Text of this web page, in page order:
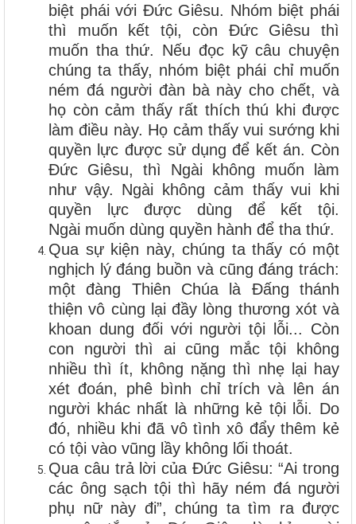
biệt phái với Đức Giêsu. Nhóm biệt phái
thì muốn kết tội, còn Đức Giêsu thì
muốn tha thứ. Nếu đọc kỹ câu chuyện
chúng ta thấy, nhóm biệt phái chỉ muốn
ném đá người đàn bà này cho chết, và
họ còn cảm thấy rất thích thú khi được
làm điều này. Họ cảm thấy vui sướng khi
quyền lực được sử dụng để kết án. Còn
Đức Giêsu, thì Ngài không muốn làm
như vậy. Ngài không cảm thấy vui khi
quyền lực được dùng để kết tội.
Ngài muốn dùng quyền hành để tha thứ.
Qua sự kiện này, chúng ta thấy có một
nghịch lý đáng buồn và cũng đáng trách:
một đàng Thiên Chúa là Đấng thánh
thiện vô cùng lại đầy lòng thương xót và
khoan dung đối với người tội lỗi... Còn
con người thì ai cũng mắc tội không
nhiều thì ít, không nặng thì nhẹ lại hay
xét đoán, phê bình chỉ trích và lên án
người khác nhất là những kẻ tội lỗi. Do
đó, nhiều khi đã vô tình xô đẩy thêm kẻ
có tội vào vũng lầy không lối thoát.
Qua câu trả lời của Đức Giêsu: “Ai trong
các ông sạch tội thì hãy ném đá người
phụ nữ này đi”, chúng ta tìm ra được